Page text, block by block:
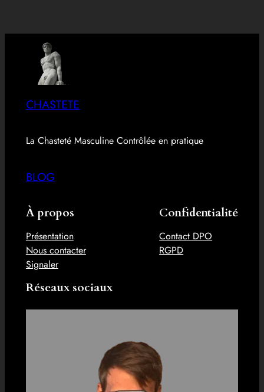
CHASTETE
La Chasteté Masculine Contrôlée en pratique
BLOG
À propos
Présentation
Nous contacter
Signaler
Confidentialité
Contact DPO
RGPD
Réseaux sociaux